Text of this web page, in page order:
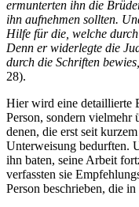
ermunterten ihn die
ihn aufnehmen sollten.
Hilfe für die, welche
Denn er widerlegte die
durch die Schriften
28).
Hier wird eine detaillierte
Person, sondern vielmehr
denen, die erst seit
Unterweisung bedurften.
ihn baten, seine Arbeit
verfassten sie
Person beschrieben, die